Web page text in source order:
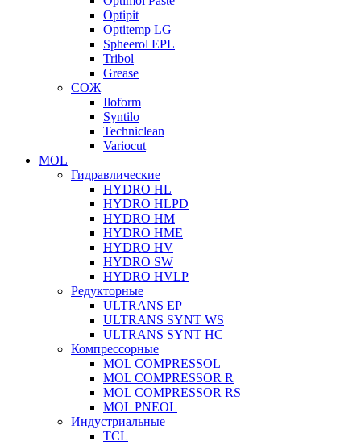
Optipit
Optitemp LG
Spheerol EPL
Tribol
Grease
СОЖ
Iloform
Syntilo
Techniclean
Variocut
MOL
Гидравлические
HYDRO HL
HYDRO HLPD
HYDRO HM
HYDRO HME
HYDRO HV
HYDRO SW
HYDRO HVLP
Редукторные
ULTRANS EP
ULTRANS SYNT WS
ULTRANS SYNT HC
Компрессорные
MOL COMPRESSOL
MOL COMPRESSOR R
MOL COMPRESSOR RS
MOL PNEOL
Индустриальные
TCL